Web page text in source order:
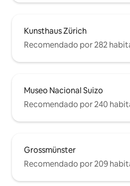
Kunsthaus Zürich
Recomendado por 282
Museo Nacional Suizo
Recomendado por 240
Grossmünster
Recomendado por 209